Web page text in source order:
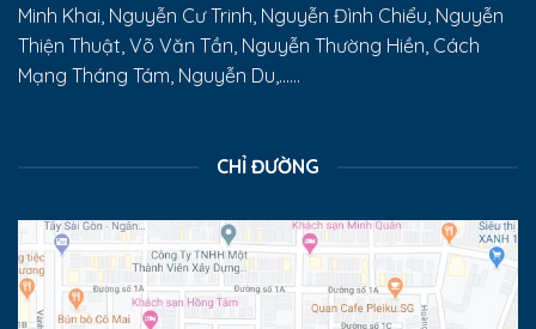
Minh Khai, Nguyễn Cư Trinh, Nguyễn Đình Chiểu, Nguyễn
Thiện Thuật, Võ Văn Tần, Nguyễn Thường Hiền, Cách
Mạng Tháng Tám, Nguyễn Du,......
CHỈ ĐƯỜNG